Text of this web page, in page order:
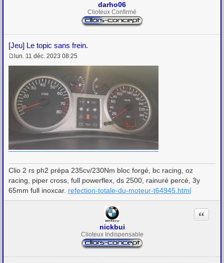
darho06
Clioteux Confirmé
[Jeu] Le topic sans frein.
a
g
e
lun. 11 déc. 2023 08:25
Clio 2 rs ph2 prépa 235cv/230Nm bloc forgé, bc racing, oz
racing, piper cross, full powerflex, ds 2500, rainuré percé, 3y
65mm full inoxcar. refection-totale-du-moteur-t64945.html
nickbui
Clioteux Indispensable
Citation